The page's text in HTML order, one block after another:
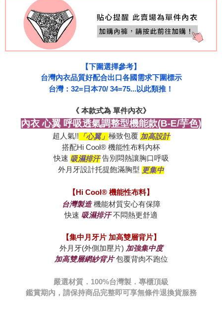
台灣內衣品質好配合出口各國需求下圍標示
《 本款式為 單件內衣》
內衣 心翼 呼吸透氣調整型機能款(B-E/芋色)
超人氣!! 「心翼」 極致包覆 加高設計
快速 吸濕排汗
外月牙設計托提飽滿胸型 更集中
【Hi Cool® 機能性布料】
台灣製造
機能材質安心有保障
快速 吸濕排汗
【集中月牙片 加高雙層背片】
外月牙(外側加壓片)
加強集中度
加高雙層網紗背片
鑑賞期內，請保持商品完整即可享無條件退換貨服務